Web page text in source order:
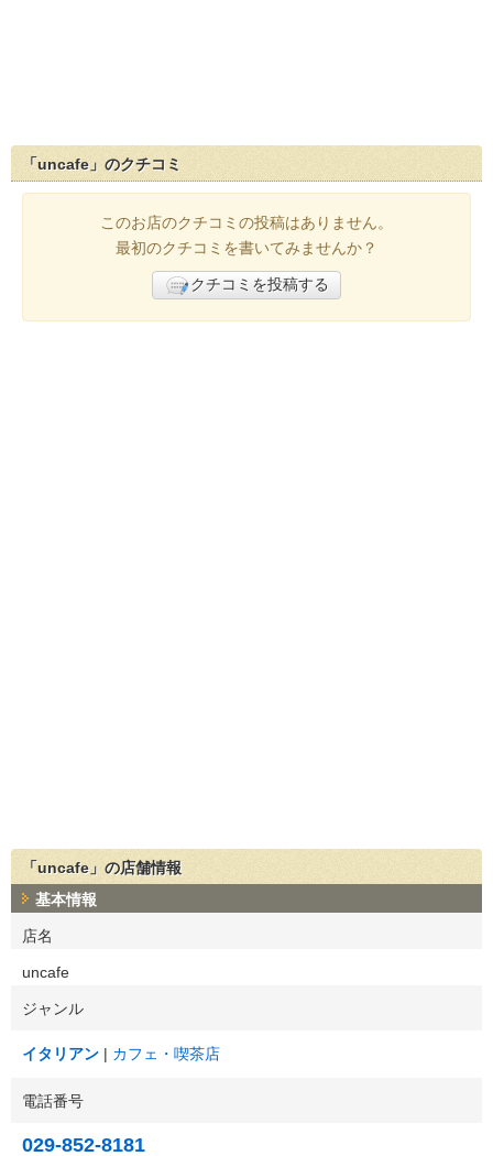
「uncafe」のクチコミ
このお店のクチコミの投稿はありません。
最初のクチコミを書いてみませんか？
クチコミを投稿する
「uncafe」の店舗情報
基本情報
店名
uncafe
ジャンル
イタリアン カフェ・喫茶店
電話番号
029-852-8181